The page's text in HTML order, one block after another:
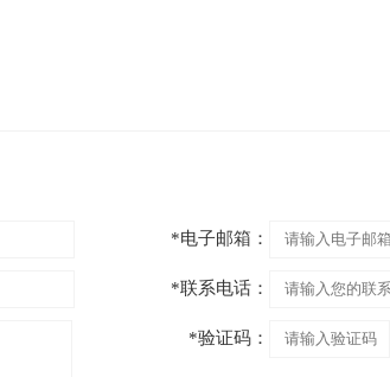
*电子邮箱：
*联系电话：
*验证码：